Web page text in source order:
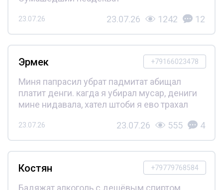
23.07.26 23.07.26 1242 12
+79166023478
Эрмек
Миня папрасил убрат падмитат абищал
платит денги. кагда я убирал мусар, дениги
мине нидавала, хател штоби я ево трахал
23.07.26 23.07.26 555 4
+79779768584
Костян
Бадяжат алкоголь с дешёвым спиртом